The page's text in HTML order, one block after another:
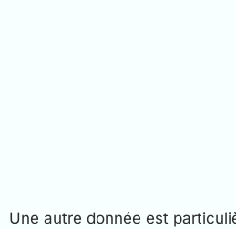
Une autre donnée est